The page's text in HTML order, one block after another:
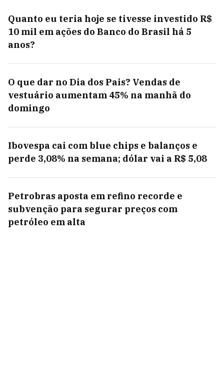
Quanto eu teria hoje se tivesse investido R$
10 mil em ações do Banco do Brasil há 5
anos?
O que dar no Dia dos Pais? Vendas de
vestuário aumentam 45% na manhã do
domingo
Ibovespa cai com blue chips e balanços e
perde 3,08% na semana; dólar vai a R$ 5,08
Petrobras aposta em refino recorde e
subvenção para segurar preços com
petróleo em alta